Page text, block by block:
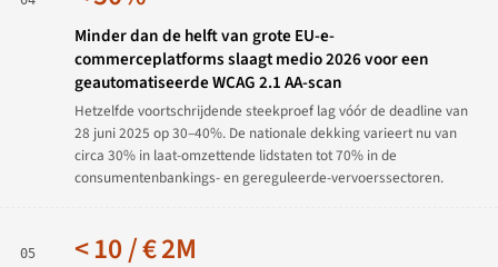
Minder dan de helft van grote EU-e-
commerceplatforms slaagt medio 2026 voor een
geautomatiseerde WCAG 2.1 AA-scan
Hetzelfde voortschrijdende steekproef lag vóór de deadline van
28 juni 2025 op 30–40%. De nationale dekking varieert nu van
circa 30% in laat-omzettende lidstaten tot 70% in de
consumentenbankings- en gereguleerde-vervoerssectoren.
05 < 10 / € 2M